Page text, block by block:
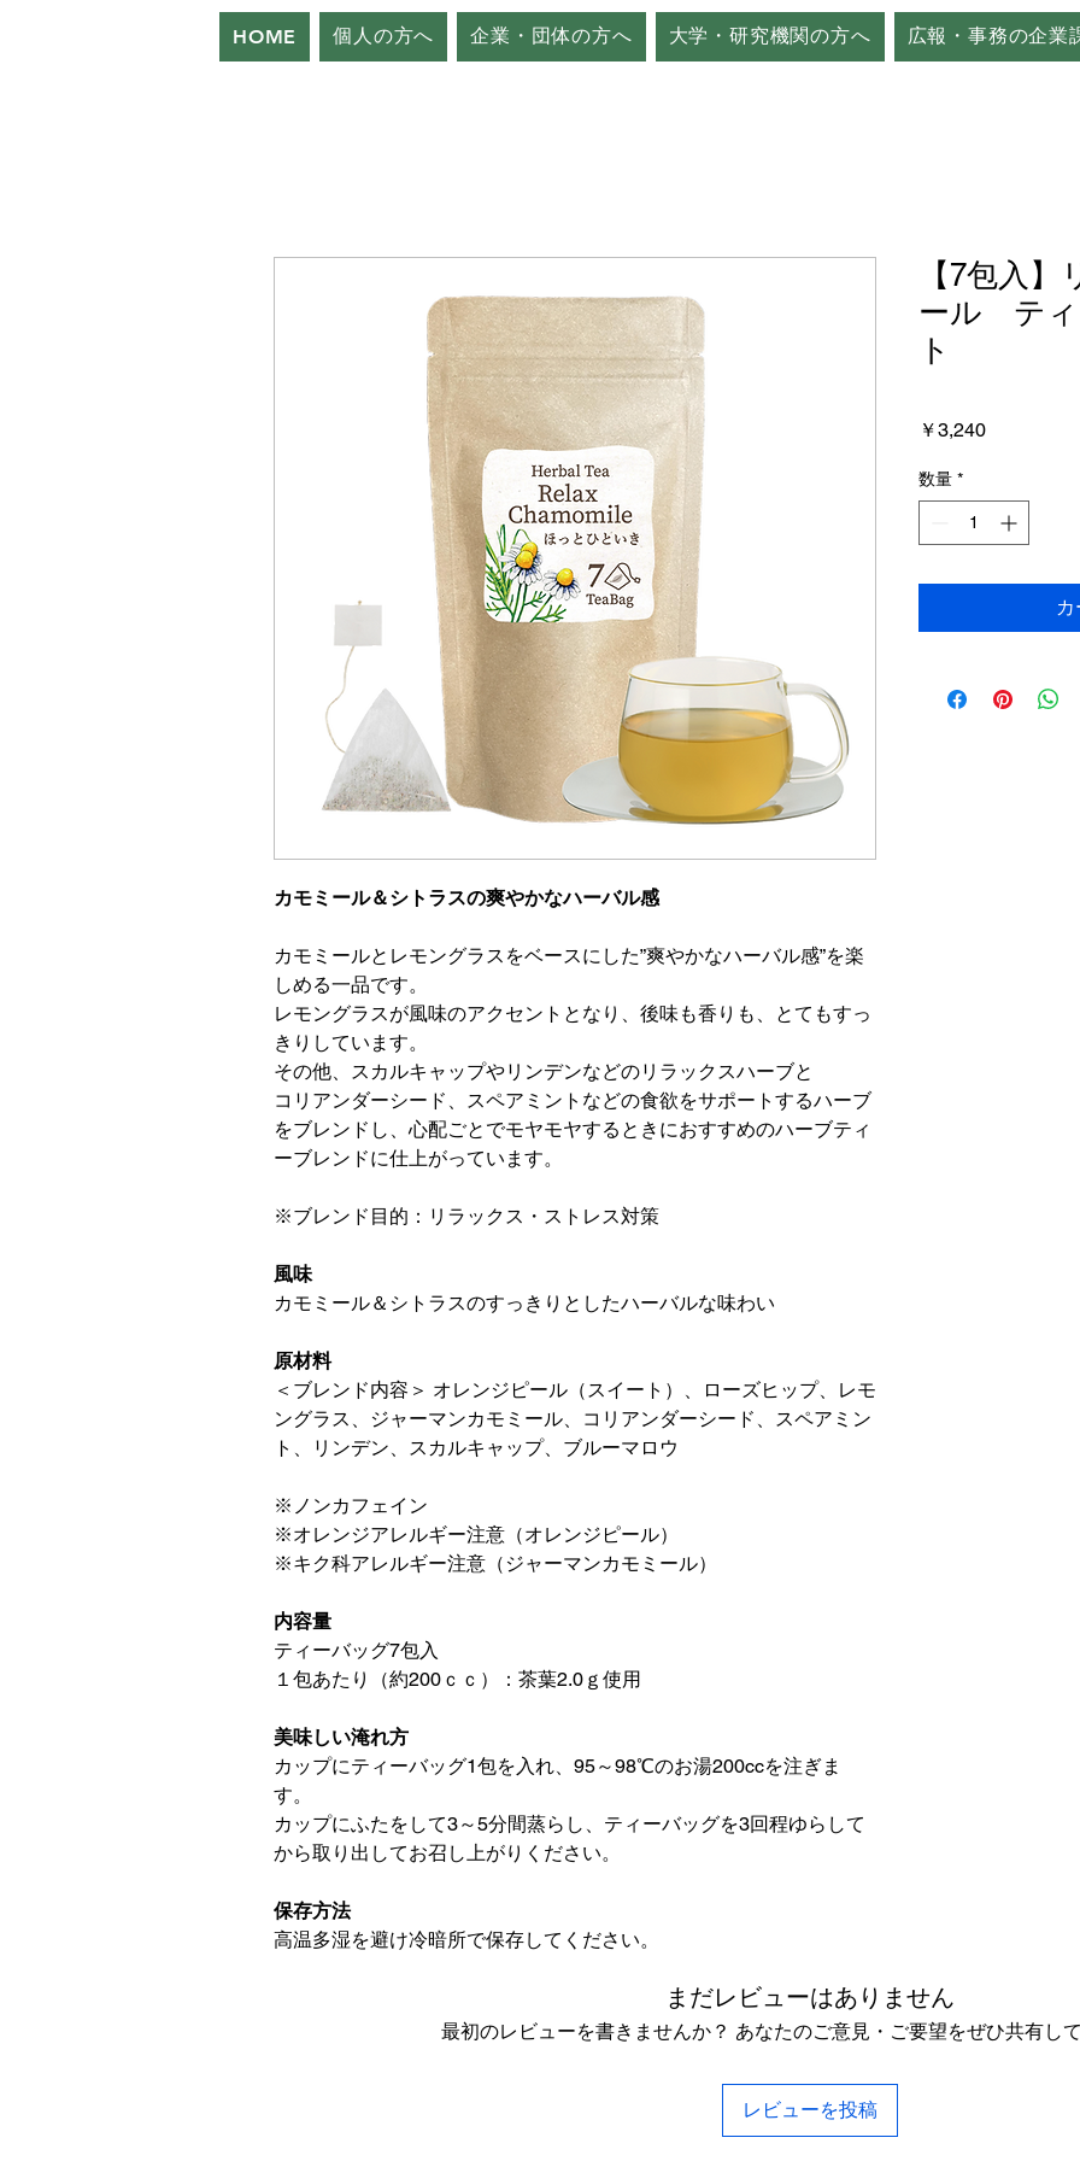
HOME 個人の方へ 企業・団体の方へ 大学・研究機関の方へ 広報・事務の企業
カモミール＆シトラスの爽やかなハーバル感
カモミールとレモングラスをベースにした”爽やかなハーバル感”を楽
しめる一品です。
レモングラスが風味のアクセントとなり、後味も香りも、とてもすっ
きりしています。
その他、スカルキャップやリンデンなどのリラックスハーブと
コリアンダーシード、スペアミントなどの食欲をサポートするハーブ
をブレンドし、心配ごとでモヤモヤするときにおすすめのハーブティ
ーブレンドに仕上がっています。
※ブレンド目的：リラックス・ストレス対策
風味
カモミール＆シトラスのすっきりとしたハーバルな味わい
原材料
＜ブレンド内容＞ オレンジピール（スイート）、ローズヒップ、レモ
ングラス、ジャーマンカモミール、コリアンダーシード、スペアミン
ト、リンデン、スカルキャップ、ブルーマロウ
※ノンカフェイン
※オレンジアレルギー注意（オレンジピール）
※キク科アレルギー注意（ジャーマンカモミール）
内容量
ティーバッグ7包入
１包あたり（約200ｃｃ）：茶葉2.0ｇ使用
美味しい淹れ方
カップにティーバッグ1包を入れ、95～98℃のお湯200ccを注ぎま
す。
カップにふたをして3～5分間蒸らし、ティーバッグを3回程ゆらして
から取り出してお召し上がりください。
保存方法
高温多湿を避け冷暗所で保存してください。
【7包入
ール ティ
ト
￥3,240価
数量 *
まだレビューはありません
最初のレビューを書きませんか？ あなたのご意見・ご要望をぜひ共有して
レビューを投稿